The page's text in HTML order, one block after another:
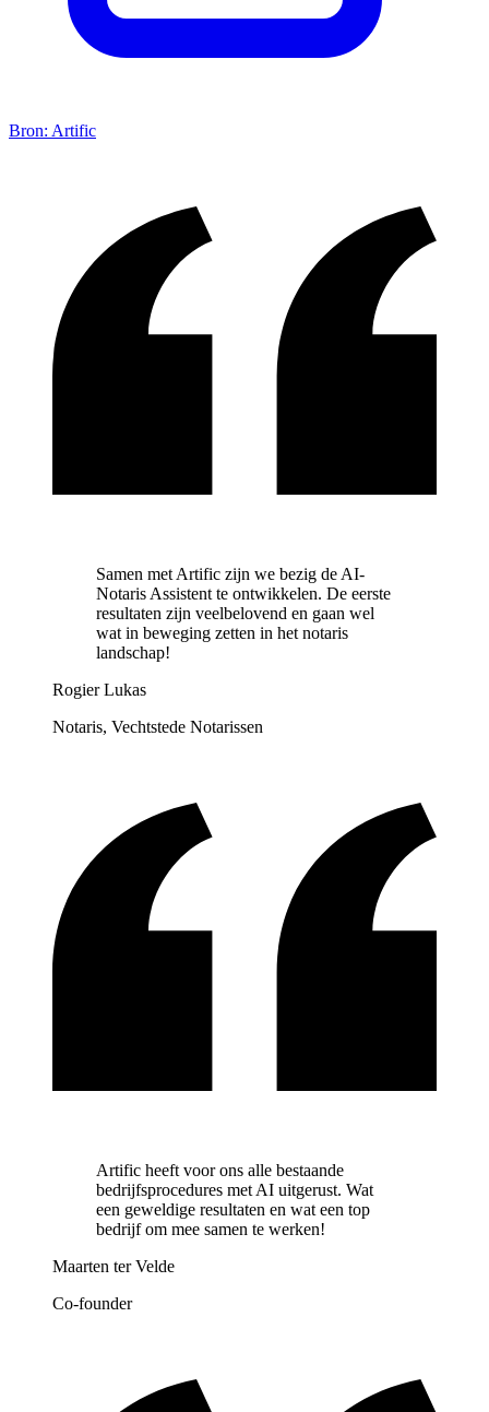
Bron: Artific
Samen met Artific zijn we bezig de AI-
Notaris Assistent te ontwikkelen. De eerste
resultaten zijn veelbelovend en gaan wel
wat in beweging zetten in het notaris
landschap!
Rogier Lukas
Notaris, Vechtstede Notarissen
Artific heeft voor ons alle bestaande
bedrijfsprocedures met AI uitgerust. Wat
een geweldige resultaten en wat een top
bedrijf om mee samen te werken!
Maarten ter Velde
Co-founder